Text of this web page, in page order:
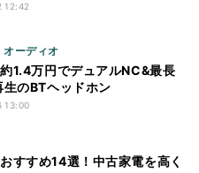
12:42
ーディオ
1.4万円でデュアルNC&最長
のBTヘッドホン
13:00
すすめ14選！中古家電を高く